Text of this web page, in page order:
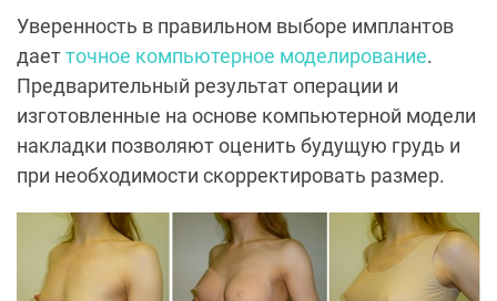
Уверенность в правильном выборе имплантов
даетточное компьютерное моделирование.
Предварительный результат операции и
изготовленные на основе компьютерной модели
накладки позволяют оценить будущую грудь и
при необходимости скорректировать размер.